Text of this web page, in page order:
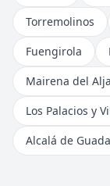
Torremolinos
Fuengirola
Mairena del
Los Palacios y
Alcalá de